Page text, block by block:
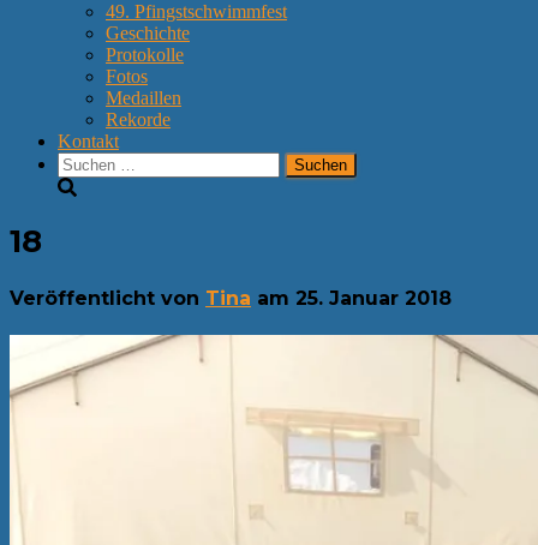
49. Pfingstschwimmfest
Geschichte
Protokolle
Fotos
Medaillen
Rekorde
Kontakt
Suchen
nach:
18
Veröffentlicht von Tina am 25. Januar 2018